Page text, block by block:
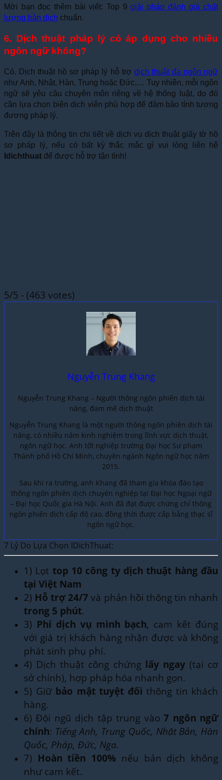
Mời bạn đọc thêm bài viết: Top 9giải pháp đánh giá chất
lượng bản dịch chuẩn.
6. Dịch thuật pháp lý có áp dụng cho nhiều
ngôn ngữ không?
Có. Dịch thuật hồ sơ pháp lý hỗ trợdịch thuật đa ngôn ngữ
như Anh, Nhật, Hàn, Trung hoặc Đức,… Tuy nhiên, mỗi ngôn
ngữ sẽ yêu cầu chuyên môn riêng về hệ thống luật, do đó
cần lựa chọn biên dịch viên phù hợp để đảm bảo tính tương
đương pháp lý.
Trên đây là thông tin chi tiết về dịch vụ dịch thuật giấy tờ hồ
sơ pháp lý, nếu có bất kỳ thắc mắc gì vui lòng liên hệ
Idichthuat để được hỗ trợ tận tình!
5/5 - (463 votes)
Nguyễn Trung Khang
Nguyễn Trung Khang – Người thông ngôn phiên dịch tài
năng, đam mê dịch thuật
Nguyễn Trung Khang là một người thông ngôn phiên dịch tài
năng, có nhiều năm kinh nghiệm trong lĩnh vực dịch thuật,
ngôn ngữ học. Anh tốt nghiệp trường Đại học Sư phạm
Thành phố Hồ Chí Minh, chuyên ngành Ngôn ngữ học năm
2015.
Sau khi ra trường, anh Khang đã tham gia khóa đào tạo
thông ngôn phiên dịch chuyên nghiệp tại Đại học Ngoại ngữ
– Đại học Quốc gia Hà Nội. Anh đã đạt được chứng chỉ thông
ngôn phiên dịch cấp độ cao, đồng thời được cấp bằng thạc sĩ
ngôn ngữ học.
7 Lý Do Lựa Chọn IDichThuat:
1) Lọt top 10 công ty dịch thuật hàng đầu
tại Việt Nam
2) Hỗ trợ 24/7 và phản hồi thông tin nhanh
trong 5 phút.
3) Phí dịch vụ minh bạch, cam kết đúng
với giá trị khách hàng nhận được và không
phát sinh phụ phí.
4) Dịch thuật công chứng lấy ngay(tại cơ
sở chính), hợp pháp hóa nhanh gọn.
5) Giữ bảo mật tuyệt đối thông tin khách
hàng.
6) Đội ngũ dịch tập trung vào7 ngôn ngữ
chính: Tiếng Anh, Trung Quốc, Nhật Bản, Hàn
Quốc, Pháp, Đức, Nga.
7) Hoàn tiền 100% nếu bản dịch không
như cam kết.